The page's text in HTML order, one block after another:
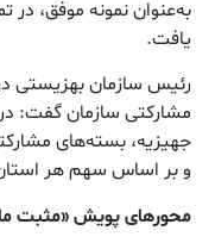
به‌عنوان نمونه موفق،
یافت.
رئیس سازمان بهزیستی
مشارکتی سازمان گفت:
جهیزیه، بسته‌های
و بر اساس سهم هر
محورهای پویش «مثبت ماه»